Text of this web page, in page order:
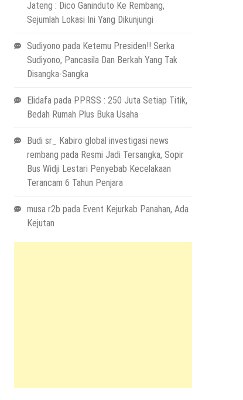
Jateng : Dico Ganinduto Ke Rembang,
Sejumlah Lokasi Ini Yang Dikunjungi
Sudiyono pada Ketemu Presiden!! Serka
Sudiyono, Pancasila Dan Berkah Yang Tak
Disangka-Sangka
Elidafa pada PPRSS : 250 Juta Setiap Titik,
Bedah Rumah Plus Buka Usaha
Budi sr_ Kabiro global investigasi news
rembang pada Resmi Jadi Tersangka, Sopir
Bus Widji Lestari Penyebab Kecelakaan
Terancam 6 Tahun Penjara
musa r2b pada Event Kejurkab Panahan, Ada
Kejutan